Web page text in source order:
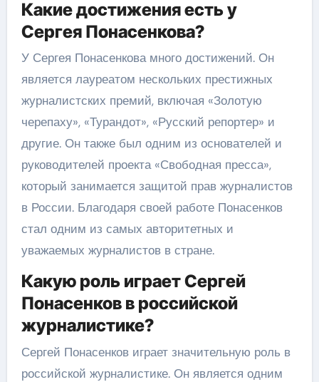
Какие достижения есть у
Сергея Понасенкова?
У Сергея Понасенкова много достижений. Он
является лауреатом нескольких престижных
журналистских премий, включая «Золотую
черепаху», «Турандот», «Русский репортер» и
другие. Он также был одним из основателей и
руководителей проекта «Свободная пресса»,
который занимается защитой прав журналистов
в России. Благодаря своей работе Понасенков
стал одним из самых авторитетных и
уважаемых журналистов в стране.
Какую роль играет Сергей
Понасенков в российской
журналистике?
Сергей Понасенков играет значительную роль в
российской журналистике. Он является одним